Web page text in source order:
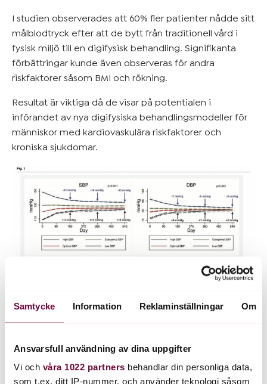
Samtycke Information Reklaminställningar Om
Ansvarsfull användning av dina uppgifter
Vi och våra 1022 partners behandlar din personliga data,
som t.ex. ditt IP-nummer, och använder teknologi såsom
I studien observerades att 60% fler patienter nådde sitt
målblodtryck efter att de bytt från traditionell vård i
fysisk miljö till en digifysisk behandling. Signifikanta
förbättringar kunde även observeras för andra
riskfaktorer såsom BMI och rökning.
Resultat är viktiga då de visar på potentialen i
införandet av nya digifysiska behandlingsmodeller för
människor med kardiovaskulära riskfaktorer och
kroniska sjukdomar.
Studien har publicerats i tidskriften Blood pressure